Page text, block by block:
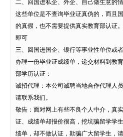
二、回国进私企、外企、自己做生意的
这些单位是不查询毕业证真伪的，而且
的真假，也不需要提供真实教育部认证
即可
三、回国进国企、银行等事业性单位或
办理一份毕业证成绩单，递交材料到教
部学历认证：
诚招代理：本公司诚聘当地合作代理人
请联系我们。
敬告：面对网上有些不良个人中介，真
证、成绩单却报价很高，挖坑骗留学学
绩单，却不做认证，欺骗广大留学生，